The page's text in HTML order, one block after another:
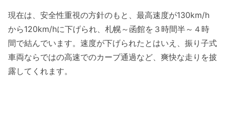
現在は、安全性重視の方針のもと、最高速度が130km/h
から120km/hに下げられ、札幌～函館を３時間半～４時
間で結んでいます。速度が下げられたとはいえ、振り子式
車両ならではの高速でのカーブ通過など、爽快な走りを披
露してくれます。